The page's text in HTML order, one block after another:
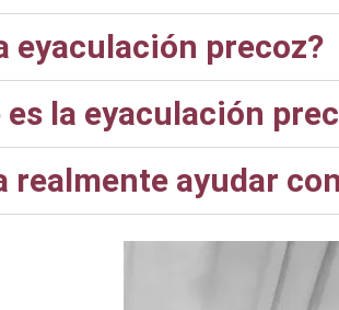
eyaculación precoz?
la eyaculación
realmente ayudar